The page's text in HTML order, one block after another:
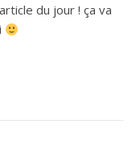
du jour ! ça va